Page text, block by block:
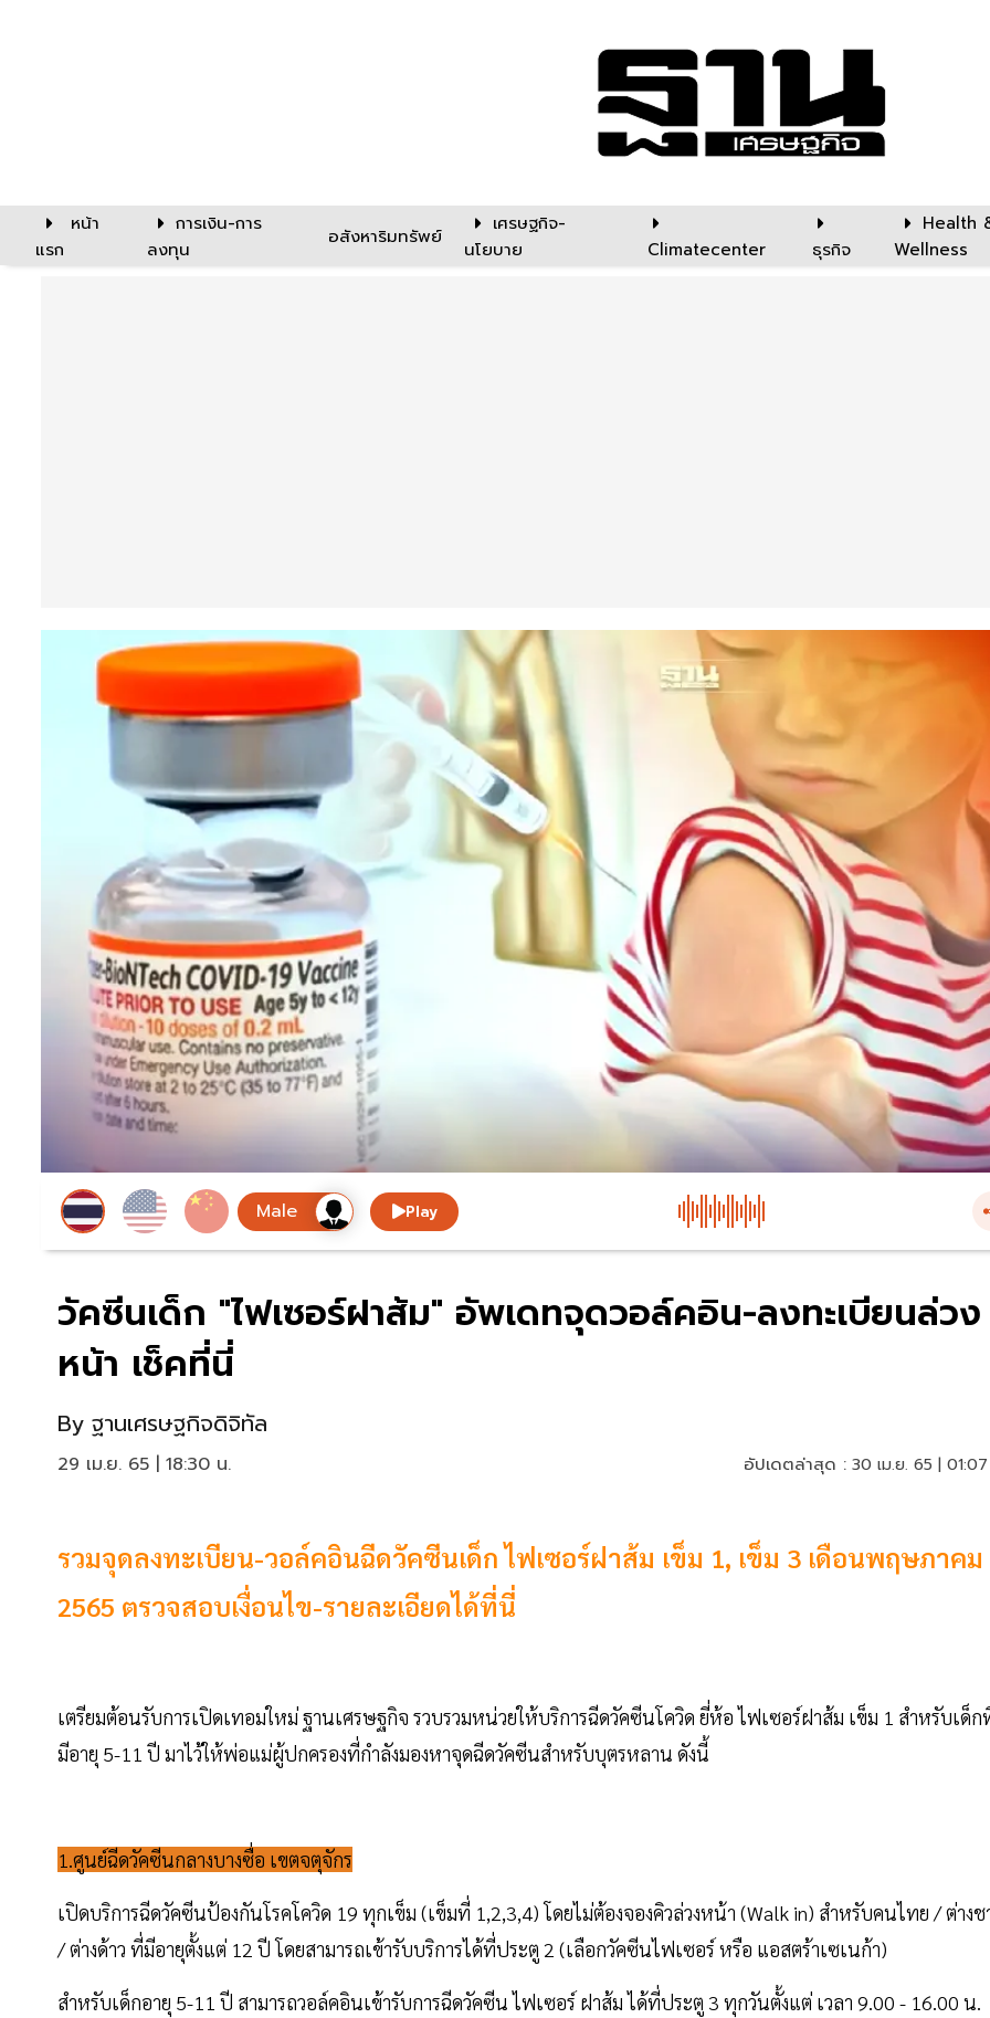
หน้า
แรก
การเงิน-การ
ลงทุน
อสังหาริมทรัพย์
เศรษฐกิจ-
นโยบาย
Climatecenter ธุรกิจ
Health
Wellness
Play
วัคซีนเด็ก "ไฟเซอร์ฝาส้ม" อัพเดทจุดวอล์คอิน-ลงทะเบียนล่วง
หน้า เช็คที่นี่
By ฐานเศรษฐกิจดิจิทัล
29 เม.ย. 65 | 18:30 น. อัปเดตล่าสุด : 30 เม.ย. 65 |
รวมจุดลงทะเบียน-วอล์คอินฉีดวัคซีนเด็ก ไฟเซอร์ฝาส้ม เข็ม 1, เข็ม 3 เดือนพฤษภาคม
2565 ตรวจสอบเงื่อนไข-รายละเอียดได้ที่นี่
เตรียมต้อนรับการเปิดเทอมใหม่ ฐานเศรษฐกิจ รวบรวมหน่วยให้บริการฉีดวัคซีนโควิด ยี่ห้อ ไฟเซอร์ฝาส้ม เข็ม 1 สำหรับเด็ก
มีอายุ 5-11 ปี มาไว้ให้พ่อแม่ผู้ปกครองที่กำลังมองหาจุดฉีดวัคซีนสำหรับบุตรหลาน ดังนี้
1.ศูนย์ฉีดวัคซีนกลางบางซื่อ เขตจตุจักร
เปิดบริการฉีดวัคซีนป้องกันโรคโควิด 19 ทุกเข็ม (เข็มที่ 1,2,3,4) โดยไม่ต้องจองคิวล่วงหน้า (Walk in) สำหรับคนไทย / ต่างช
/ ต่างด้าว ที่มีอายุตั้งแต่ 12 ปี โดยสามารถเข้ารับบริการได้ที่ประตู 2 (เลือกวัคซีนไฟเซอร์ หรือ แอสตร้าเซเนก้า)
สำหรับเด็กอายุ 5-11 ปี สามารถวอล์คอินเข้ารับการฉีดวัคซีน ไฟเซอร์ ฝาส้ม ได้ที่ประตู 3 ทุกวันตั้งแต่ เวลา 9.00 - 16.00 น.